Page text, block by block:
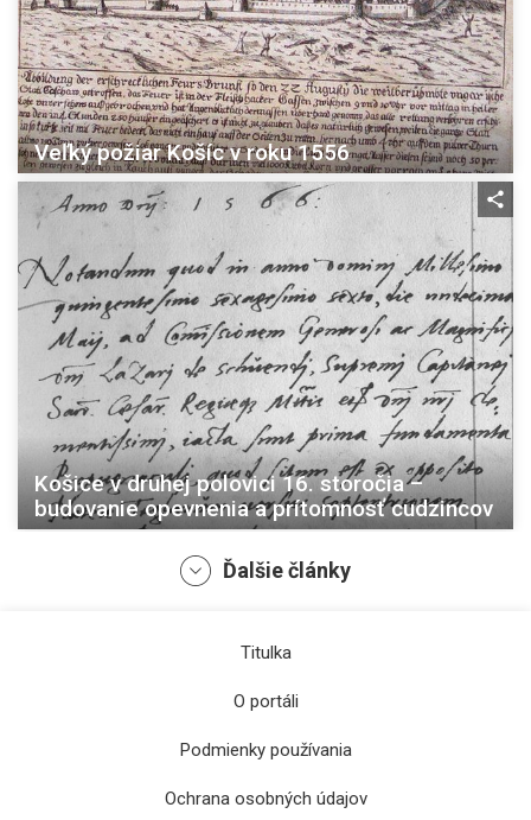
Veľký požiar Košíc v roku 1556
Košice v druhej polovici 16. storočia –
budovanie opevnenia a prítomnosť cudzincov
Ďalšie články
Titulka
O portáli
Podmienky používania
Ochrana osobných údajov